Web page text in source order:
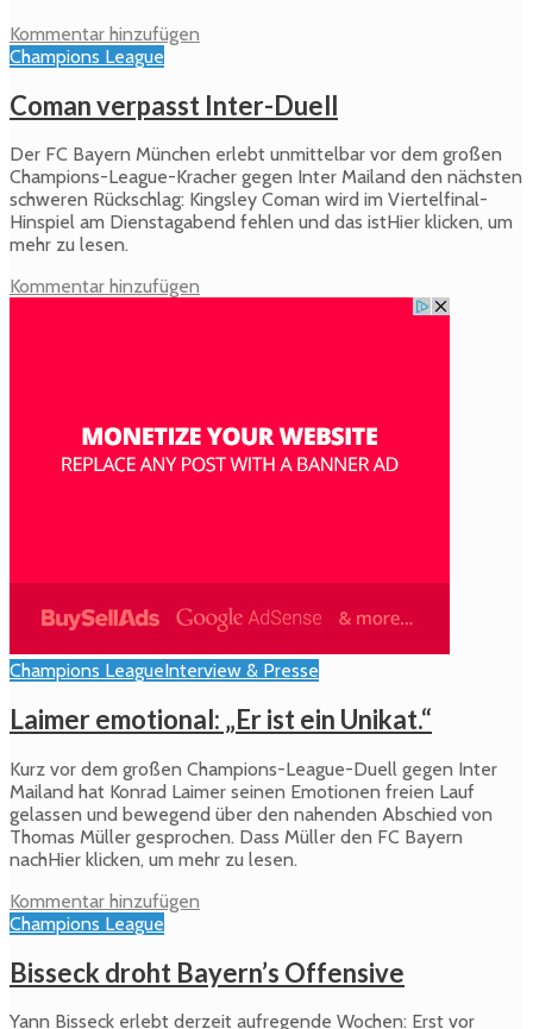
Kommentar hinzufügen
Champions League
Coman verpasst Inter-Duell
Der FC Bayern München erlebt unmittelbar vor dem großen
Champions-League-Kracher gegen Inter Mailand den nächsten
schweren Rückschlag: Kingsley Coman wird im Viertelfinal-
Hinspiel am Dienstagabend fehlen und das istHier klicken, um
mehr zu lesen.
Kommentar hinzufügen
Champions LeagueInterview & Presse
Laimer emotional: „Er ist ein Unikat.“
Kurz vor dem großen Champions-League-Duell gegen Inter
Mailand hat Konrad Laimer seinen Emotionen freien Lauf
gelassen und bewegend über den nahenden Abschied von
Thomas Müller gesprochen. Dass Müller den FC Bayern
nachHier klicken, um mehr zu lesen.
Kommentar hinzufügen
Champions League
Bisseck droht Bayern’s Offensive
Yann Bisseck erlebt derzeit aufregende Wochen: Erst vor